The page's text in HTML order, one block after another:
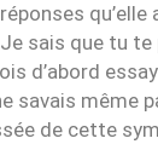
sais que tu
d’abord
savais même
de cette